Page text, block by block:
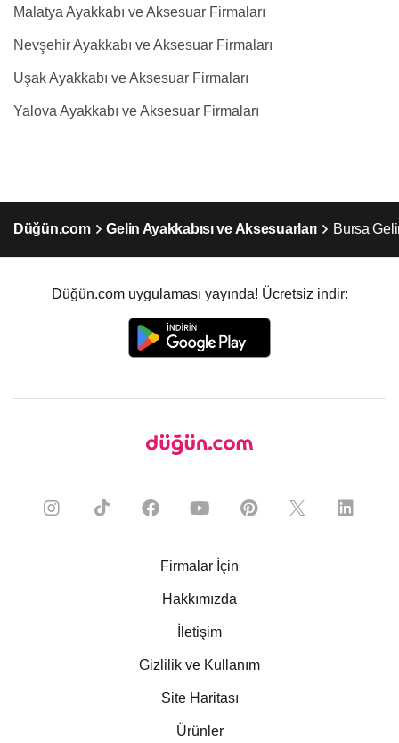
Malatya Ayakkabı ve Aksesuar Firmaları
Nevşehir Ayakkabı ve Aksesuar Firmaları
Uşak Ayakkabı ve Aksesuar Firmaları
Yalova Ayakkabı ve Aksesuar Firmaları
Düğün.com Gelin Ayakkabısı ve Aksesuarları Bursa
Düğün.com uygulaması yayında! Ücretsiz indir:
Firmalar İçin
Hakkımızda
İletişim
Gizlilik ve Kullanım
Site Haritası
Ürünler